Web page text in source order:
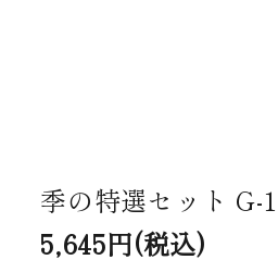
季の特選セット
5,645円(税込)